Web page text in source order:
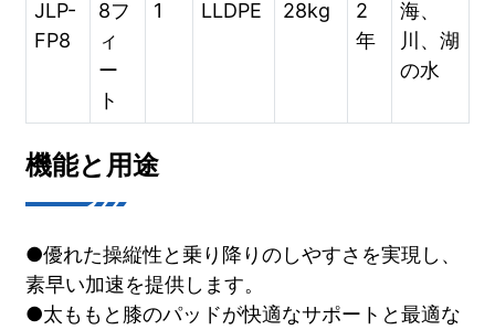
JLP-
FP8
8フ
ィ
ー
ト
1 LLDPE 28kg
2
年
海、
川、湖
の水
機能と用途
●優れた操縦性と乗り降りのしやすさを実現し、
素早い加速を提供します。
●太ももと膝のパッドが快適なサポートと最適な